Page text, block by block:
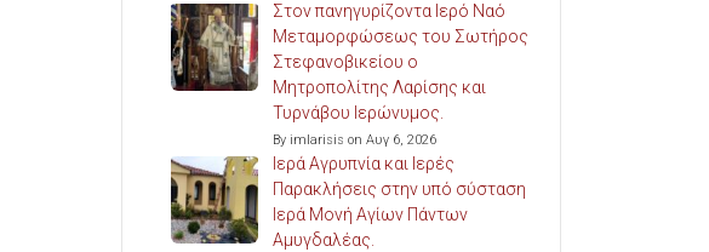
Στον πανηγυρίζοντα Ιερό Ναό
Μεταμορφώσεως του Σωτήρος
Στεφανοβικείου ο
Μητροπολίτης Λαρίσης και
Τυρνάβου Ιερώνυμος.
By imlarisis on Αυγ 6, 2026
Ιερά Αγρυπνία και Ιερές
Παρακλήσεις στην υπό σύσταση
Ιερά Μονή Αγίων Πάντων
Αμυγδαλέας.